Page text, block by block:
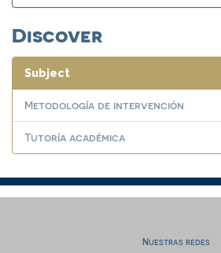
Discover
Subject
Metodología de intervención
Tutoría académica
Nuestras redes